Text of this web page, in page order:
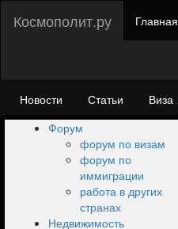
Космополит.ру Главная
Новости Статьи Виза
Форум
форум по визам
форум по
иммиграции
работа в других
странах
Недвижимость